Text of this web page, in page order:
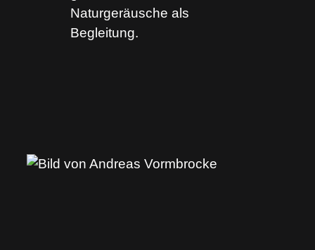
Naturgeräusche als
Begleitung.